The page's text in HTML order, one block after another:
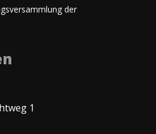
der
1